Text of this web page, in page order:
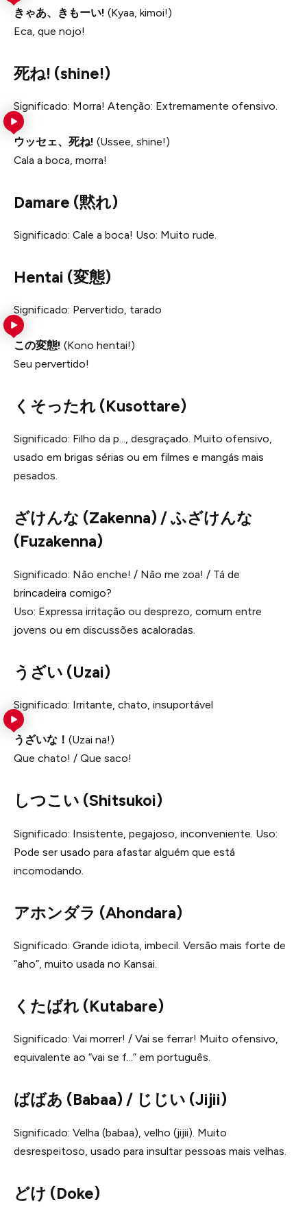
きゃあ、きもーい! (Kyaa, kimoi!)
Eca, que nojo!
死ね! (shine!)
Significado: Morra! Atenção: Extremamente ofensivo.
ウッセェ、死ね! (Ussee, shine!)
Cala a boca, morra!
Damare (黙れ)
Significado: Cale a boca! Uso: Muito rude.
Hentai (変態)
Significado: Pervertido, tarado
この変態! (Kono hentai!)
Seu pervertido!
くそったれ (Kusottare)
Significado: Filho da p…, desgraçado. Muito ofensivo,
usado em brigas sérias ou em filmes e mangás mais
pesados.
ざけんな (Zakenna) / ふざけんな
(Fuzakenna)
Significado: Não enche! / Não me zoa! / Tá de
brincadeira comigo?
Uso: Expressa irritação ou desprezo, comum entre
jovens ou em discussões acaloradas.
うざい (Uzai)
Significado: Irritante, chato, insuportável
うざいな！ (Uzai na!)
Que chato! / Que saco!
しつこい (Shitsukoi)
Significado: Insistente, pegajoso, inconveniente. Uso:
Pode ser usado para afastar alguém que está
incomodando.
アホンダラ (Ahondara)
Significado: Grande idiota, imbecil. Versão mais forte de
“aho”, muito usada no Kansai.
くたばれ (Kutabare)
Significado: Vai morrer! / Vai se ferrar! Muito ofensivo,
equivalente ao “vai se f…” em português.
ばばあ (Babaa) / じじい (Jijii)
Significado: Velha (babaa), velho (jijii). Muito
desrespeitoso, usado para insultar pessoas mais velhas.
どけ (Doke)